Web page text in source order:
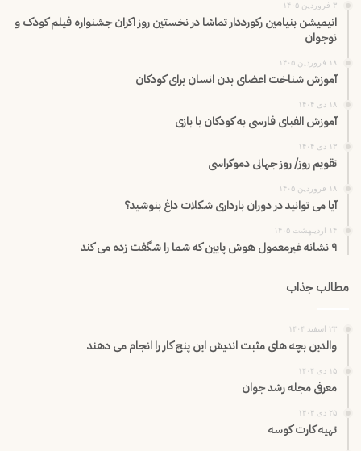
۳ فروردین ۱۴۰۵
انیمیشن بنیامین رکورددار تماشا در نخستین روز اکران‌ جشنواره فیلم کودک و
نوجوان
۱۸ فروردین ۱۴۰۵
آموزش شناخت اعضای بدن انسان برای کودکان
۱۸ دی ۱۴۰۴
آموزش الفبای فارسی به کودکان با بازی
۱۳ دی ۱۴۰۴
تقویم روز/ روز جهانی دموکراسی
۱۸ فروردین ۱۴۰۵
آیا می توانید در دوران بارداری شکلات داغ بنوشید؟
۱۴ اردیبهشت ۱۴۰۵
۹ نشانه غیرمعمول هوش پایین که شما را شگفت زده می کند
مطالب جذاب
۲۳ اسفند ۱۴۰۴
والدین بچه های مثبت اندیش این پنج کار را انجام می دهند
۱۵ دی ۱۴۰۴
معرفی مجله رشد جوان
۲۵ دی ۱۴۰۴
تهیه کارت کوسه